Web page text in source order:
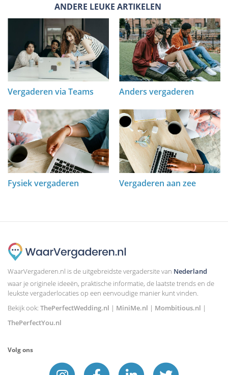
ANDERE LEUKE ARTIKELEN
Vergaderen via Teams Anders vergaderen
Fysiek vergaderen Vergaderen aan zee
WaarVergaderen.nl is de uitgebreidste vergadersite van Nederland
waar je originele ideeën, praktische informatie, de laatste trends en de
leukste vergaderlocaties op een eenvoudige manier kunt vinden.
Bekijk ook: ThePerfectWedding.nl | MiniMe.nl | Mombitious.nl |
ThePerfectYou.nl
Volg ons